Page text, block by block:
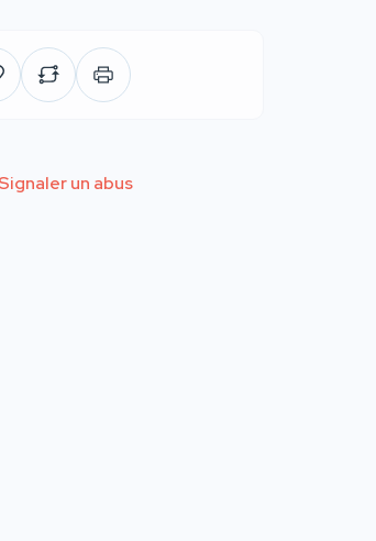
Signaler un abus